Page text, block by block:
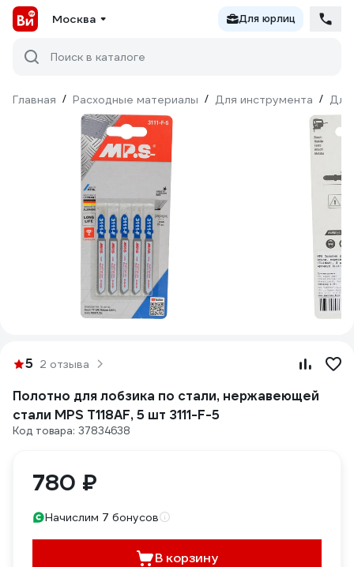
Москва Для юрлиц
Поиск в каталоге
Главная / Расходные материалы / Для инструмента / Для
5 2 отзыва
Полотно для лобзика по стали, нержавеющей
стали MPS T118AF, 5 шт 3111-F-5
Код товара: 37834638
780 ₽
Начислим 7 бонусов
В корзину